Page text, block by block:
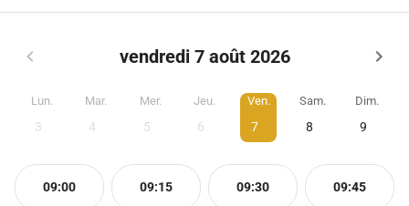
vendredi 7 août 2026
Lun.
3
Mar.
4
Mer.
5
Jeu.
6
Ven.
7
Sam.
8
Dim.
9
09:00 09:15 09:30 09:45